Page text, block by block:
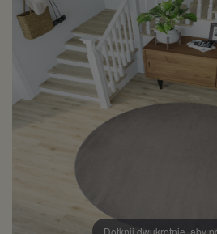
Dotknij dwukrotnie, aby